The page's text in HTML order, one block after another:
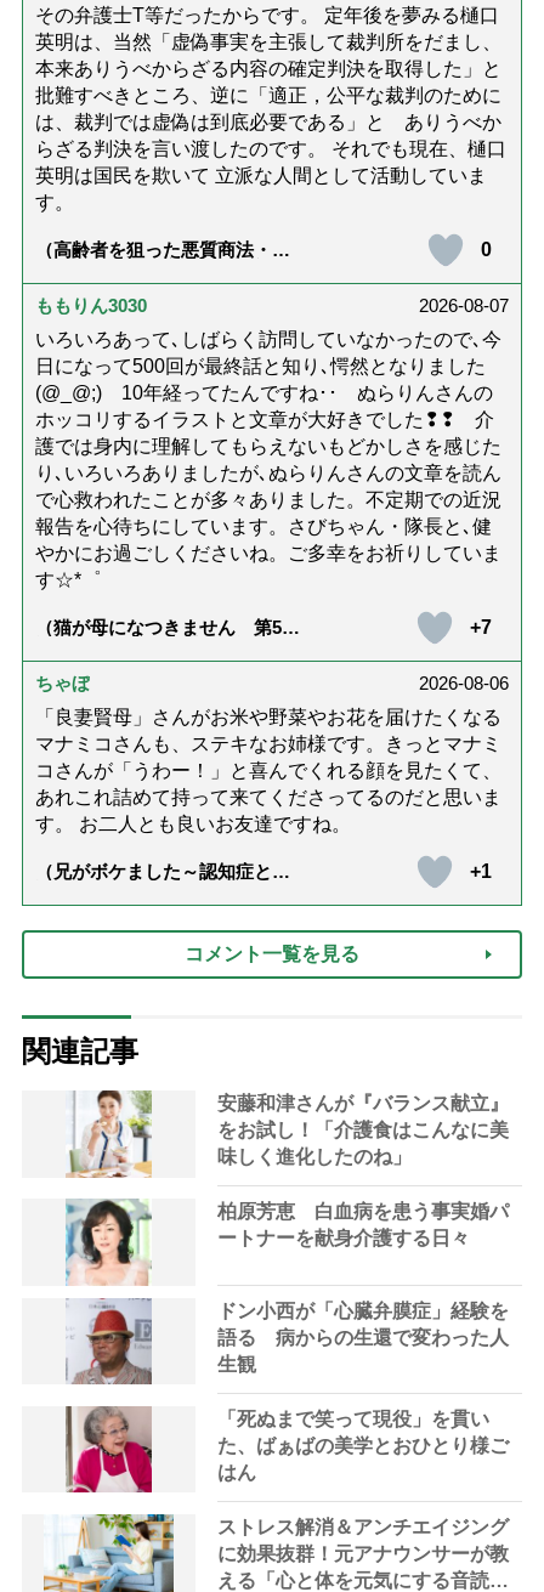
その弁護士T等だったからです。 定年後を夢みる樋口
英明は、当然「虚偽事実を主張して裁判所をだまし、
本来ありうべからざる内容の確定判決を取得した」と
批難すべきところ、逆に「適正，公平な裁判のために
は、裁判では虚偽は到底必要である」と ありうべか
らざる判決を言い渡したのです。 それでも現在、樋口
英明は国民を欺いて 立派な人間として活動していま
す。
（高齢者を狙った悪質商法・訪
ないための4つの対策「騙されや
すい人の特徴は？」【社会福祉
0
ももりん3030
2026-08-07
いろいろあって､しばらく訪問していなかったので､今
日になって500回が最終話と知り､愕然となりました
(@_@;) 10年経ってたんですね･･ ぬらりんさんの
ホッコリするイラストと文章が大好きでした❢❢ 介
護では身内に理解してもらえないもどかしさを感じた
り､いろいろありましたが､ぬらりんさんの文章を読ん
で心救われたことが多々ありました。不定期での近況
報告を心待ちにしています。さびちゃん・隊長と､健
やかにお過ごしくださいね。ご多幸をお祈りしていま
す☆*゜
（猫が母になつきません 第500
+7
ちゃぼ
2026-08-06
「良妻賢母」さんがお米や野菜やお花を届けたくなる
マナミコさんも、ステキなお姉様です。きっとマナミ
コさんが「うわー！」と喜んでくれる顔を見たくて、
あれこれ詰めて持って来てくださってるのだと思いま
す。 お二人とも良いお友達ですね。
（兄がボケました～認知症と介
達』が届きました」）
+1
コメント一覧を見る
関連記事
安藤和津さんが『バランス献立』
をお試し！「介護食はこんなに美
味しく進化したのね」
柏原芳恵 白血病を患う事実婚パ
ートナーを献身介護する日々
ドン小西が「心臓弁膜症」経験を
語る 病からの生還で変わった人
生観
「死ぬまで笑って現役」を貫い
た、ばぁばの美学とおひとり様ご
はん
ストレス解消＆アンチエイジング
に効果抜群！元アナウンサーが教
える「心と体を元気にする音読の